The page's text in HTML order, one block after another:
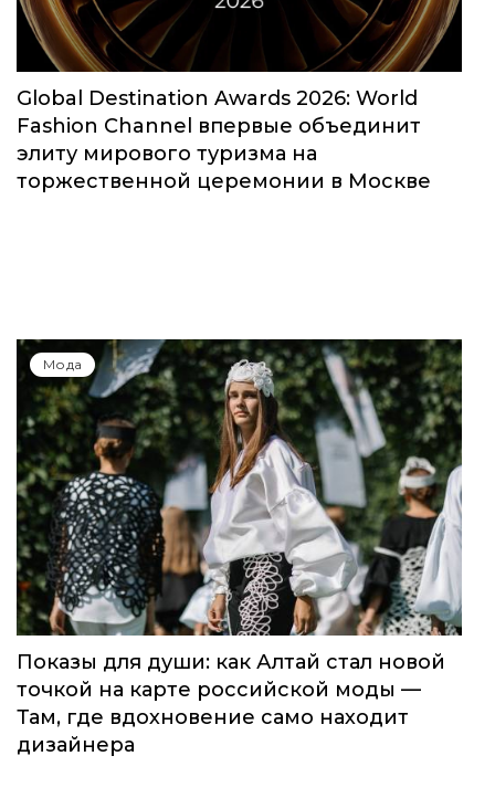
Global Destination Awards 2026: World
Fashion Channel впервые объединит
элиту мирового туризма на
торжественной церемонии в Москве
Мода
Показы для души: как Алтай стал новой
точкой на карте российской моды —
Там, где вдохновение само находит
дизайнера